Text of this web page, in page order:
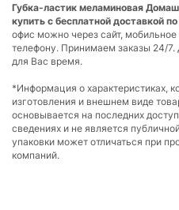
Губка-ластик меламиновая
купить с бесплатной доставкой
офис можно через сайт,
телефону. Принимаем заказы 24/7.
для Вас время.
*Информация о характеристиках,
изготовления и внешнем виде
основывается на последних
сведениях и не является
упаковки может отличаться при
компаний.